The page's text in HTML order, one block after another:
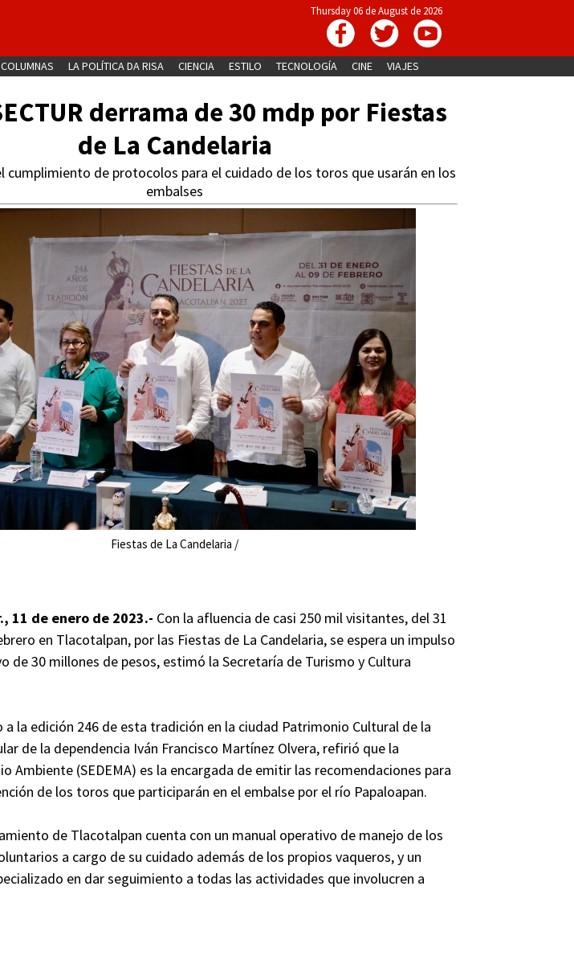
Thursday 06 de August de 2026
COLUMNAS LA POLÍTICA DA RISA CIENCIA ESTILO TECNOLOGÍA CINE VIAJES
derrama de 30 mdp por Fiestas
de La Candelaria
cumplimiento de protocolos para el cuidado de los toros que usarán en los
embalses
Fiestas de La Candelaria /
11 de enero de 2023.- Con la afluencia de casi 250 mil visitantes, del 31
en Tlacotalpan, por las Fiestas de La Candelaria, se espera un impulso
de 30 millones de pesos, estimó la Secretaría de Turismo y Cultura
a la edición 246 de esta tradición en la ciudad Patrimonio Cultural de la
de la dependencia Iván Francisco Martínez Olvera, refirió que la
Ambiente (SEDEMA) es la encargada de emitir las recomendaciones para
de los toros que participarán en el embalse por el río Papaloapan.
de Tlacotalpan cuenta con un manual operativo de manejo de los
a cargo de su cuidado además de los propios vaqueros, y un
en dar seguimiento a todas las actividades que involucren a